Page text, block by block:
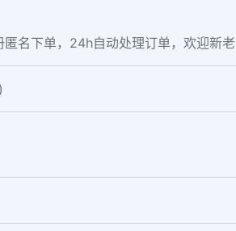
名下单，24h自动处理订单，欢迎新老